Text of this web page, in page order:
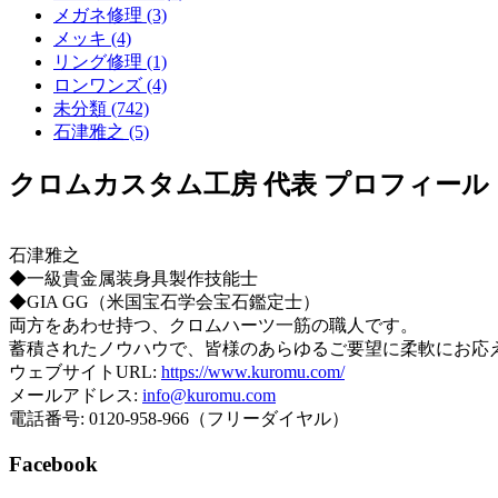
メガネ修理 (3)
メッキ (4)
リング修理 (1)
ロンワンズ (4)
未分類 (742)
石津雅之 (5)
クロムカスタム工房 代表 プロフィール
石津雅之
◆一級貴金属装身具製作技能士
◆GIA GG（米国宝石学会宝石鑑定士）
両方をあわせ持つ、クロムハーツ一筋の職人です。
蓄積されたノウハウで、皆様のあらゆるご要望に柔軟にお応
ウェブサイトURL: https://www.kuromu.com/
メールアドレス: info@kuromu.com
電話番号: 0120-958-966（フリーダイヤル）
Facebook